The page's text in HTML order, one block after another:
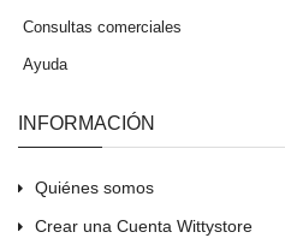
Consultas comerciales
Ayuda
INFORMACIÓN
Quiénes somos
Crear una Cuenta Wittystore